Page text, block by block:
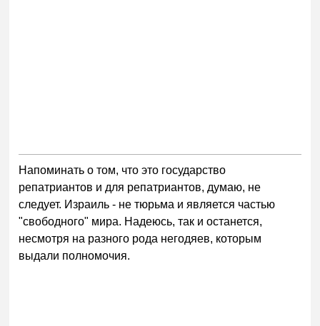
Напоминать о том, что это государство
репатриантов и для репатриантов, думаю, не
следует. Израиль - не тюрьма и является частью
"свободного" мира. Надеюсь, так и останется,
несмотря на разного рода негодяев, которым
выдали полномочия.